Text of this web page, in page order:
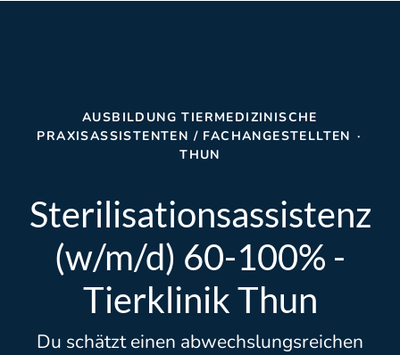
AUSBILDUNG TIERMEDIZINISCHE
PRAXISASSISTENTEN / FACHANGESTELLTEN ·
THUN
Sterilisationsassistenz
(w/m/d) 60-100% -
Tierklinik Thun
Du schätzt einen abwechslungsreichen